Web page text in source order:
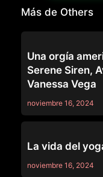
Más de Others
Una orgía
Serene Siren,
Vanessa Vega
noviembre 16, 2024
La vida del
noviembre 16, 2024